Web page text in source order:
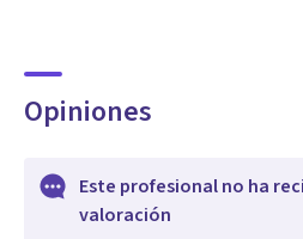
Opiniones
Este profesional no ha
valoración